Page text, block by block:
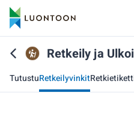
Retkeily ja
TutustuRetkeilyvinkit